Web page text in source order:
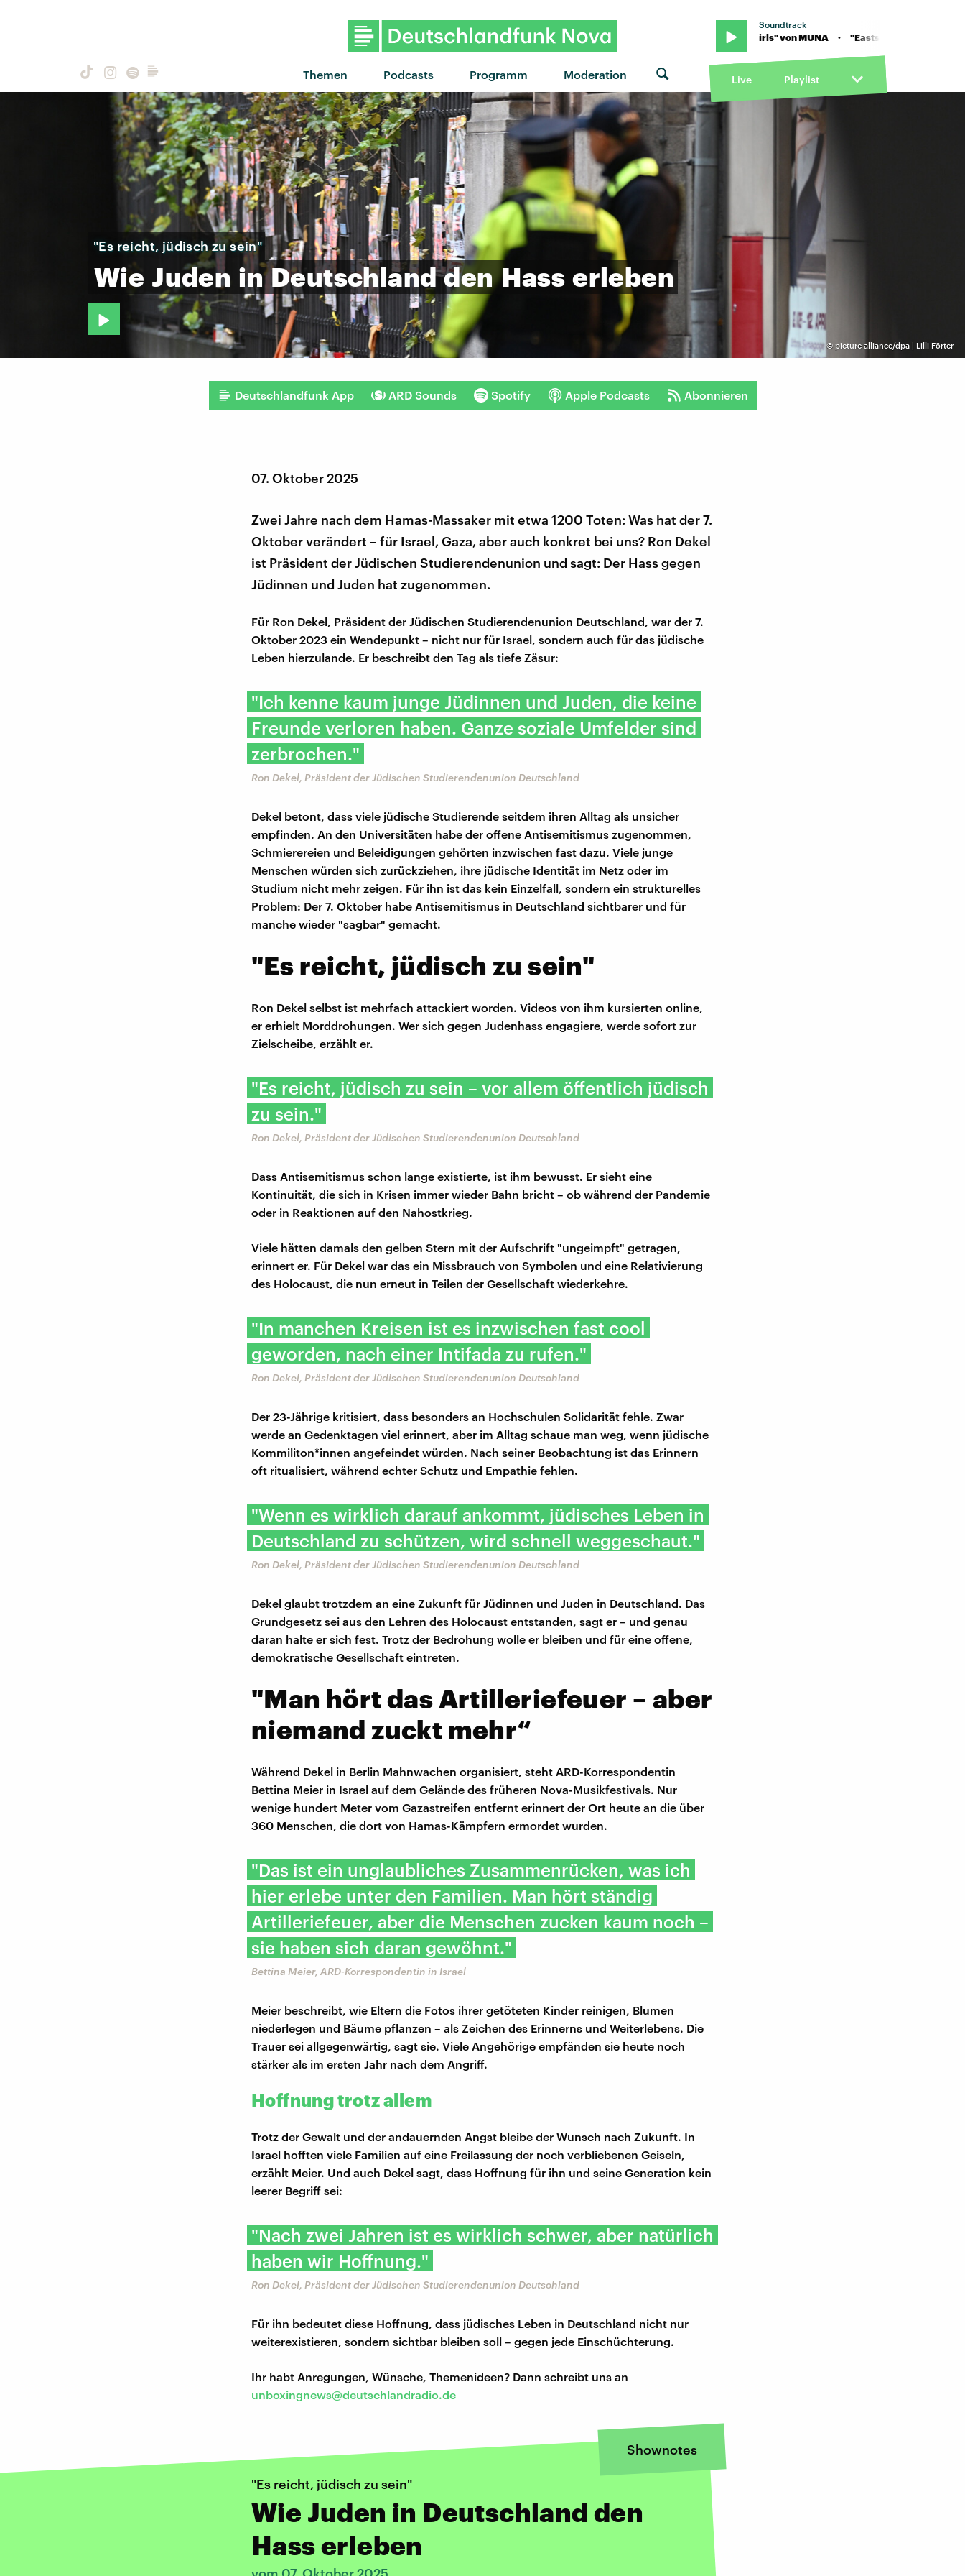
Themen Podcasts Programm Moderation
Soundtrack
"Eastside Girls" von MUNA · "Eastside Girls" von MUNA · "Eastside Girls" von MUNA
Live Playlist
© picture alliance/dpa | Lilli Förter
"Es reicht, jüdisch zu sein"
Wie Juden in Deutschland den Hass erleben
Deutschlandfunk App ARD Sounds Spotify Apple Podcasts Abonnieren
07. Oktober 2025
Zwei Jahre nach dem Hamas-Massaker mit etwa 1200 Toten: Was hat der 7.
Oktober verändert – für Israel, Gaza, aber auch konkret bei uns? Ron Dekel
ist Präsident der Jüdischen Studierendenunion und sagt: Der Hass gegen
Jüdinnen und Juden hat zugenommen.
Für Ron Dekel, Präsident der Jüdischen Studierendenunion Deutschland, war der 7.
Oktober 2023 ein Wendepunkt – nicht nur für Israel, sondern auch für das jüdische
Leben hierzulande. Er beschreibt den Tag als tiefe Zäsur:
"Ich kenne kaum junge Jüdinnen und Juden, die keine
Freunde verloren haben. Ganze soziale Umfelder sind
zerbrochen."
Ron Dekel, Präsident der Jüdischen Studierendenunion Deutschland
Dekel betont, dass viele jüdische Studierende seitdem ihren Alltag als unsicher
empfinden. An den Universitäten habe der offene Antisemitismus zugenommen,
Schmierereien und Beleidigungen gehörten inzwischen fast dazu. Viele junge
Menschen würden sich zurückziehen, ihre jüdische Identität im Netz oder im
Studium nicht mehr zeigen. Für ihn ist das kein Einzelfall, sondern ein strukturelles
Problem: Der 7. Oktober habe Antisemitismus in Deutschland sichtbarer und für
manche wieder "sagbar" gemacht.
"Es reicht, jüdisch zu sein"
Ron Dekel selbst ist mehrfach attackiert worden. Videos von ihm kursierten online,
er erhielt Morddrohungen. Wer sich gegen Judenhass engagiere, werde sofort zur
Zielscheibe, erzählt er.
"Es reicht, jüdisch zu sein – vor allem öffentlich jüdisch
zu sein."
Ron Dekel, Präsident der Jüdischen Studierendenunion Deutschland
Dass Antisemitismus schon lange existierte, ist ihm bewusst. Er sieht eine
Kontinuität, die sich in Krisen immer wieder Bahn bricht – ob während der Pandemie
oder in Reaktionen auf den Nahostkrieg.
Viele hätten damals den gelben Stern mit der Aufschrift "ungeimpft" getragen,
erinnert er. Für Dekel war das ein Missbrauch von Symbolen und eine Relativierung
des Holocaust, die nun erneut in Teilen der Gesellschaft wiederkehre.
"In manchen Kreisen ist es inzwischen fast cool
geworden, nach einer Intifada zu rufen."
Ron Dekel, Präsident der Jüdischen Studierendenunion Deutschland
Der 23-Jährige kritisiert, dass besonders an Hochschulen Solidarität fehle. Zwar
werde an Gedenktagen viel erinnert, aber im Alltag schaue man weg, wenn jüdische
Kommiliton*innen angefeindet würden. Nach seiner Beobachtung ist das Erinnern
oft ritualisiert, während echter Schutz und Empathie fehlen.
"Wenn es wirklich darauf ankommt, jüdisches Leben in
Deutschland zu schützen, wird schnell weggeschaut."
Ron Dekel, Präsident der Jüdischen Studierendenunion Deutschland
Dekel glaubt trotzdem an eine Zukunft für Jüdinnen und Juden in Deutschland. Das
Grundgesetz sei aus den Lehren des Holocaust entstanden, sagt er – und genau
daran halte er sich fest. Trotz der Bedrohung wolle er bleiben und für eine offene,
demokratische Gesellschaft eintreten.
"Man hört das Artilleriefeuer – aber
niemand zuckt mehr“
Während Dekel in Berlin Mahnwachen organisiert, steht ARD-Korrespondentin
Bettina Meier in Israel auf dem Gelände des früheren Nova-Musikfestivals. Nur
wenige hundert Meter vom Gazastreifen entfernt erinnert der Ort heute an die über
360 Menschen, die dort von Hamas-Kämpfern ermordet wurden.
"Das ist ein unglaubliches Zusammenrücken, was ich
hier erlebe unter den Familien. Man hört ständig
Artilleriefeuer, aber die Menschen zucken kaum noch –
sie haben sich daran gewöhnt."
Bettina Meier, ARD-Korrespondentin in Israel
Meier beschreibt, wie Eltern die Fotos ihrer getöteten Kinder reinigen, Blumen
niederlegen und Bäume pflanzen – als Zeichen des Erinnerns und Weiterlebens. Die
Trauer sei allgegenwärtig, sagt sie. Viele Angehörige empfänden sie heute noch
stärker als im ersten Jahr nach dem Angriff.
Hoffnung trotz allem
Trotz der Gewalt und der andauernden Angst bleibe der Wunsch nach Zukunft. In
Israel hofften viele Familien auf eine Freilassung der noch verbliebenen Geiseln,
erzählt Meier. Und auch Dekel sagt, dass Hoffnung für ihn und seine Generation kein
leerer Begriff sei:
"Nach zwei Jahren ist es wirklich schwer, aber natürlich
haben wir Hoffnung."
Ron Dekel, Präsident der Jüdischen Studierendenunion Deutschland
Für ihn bedeutet diese Hoffnung, dass jüdisches Leben in Deutschland nicht nur
weiterexistieren, sondern sichtbar bleiben soll – gegen jede Einschüchterung.
Ihr habt Anregungen, Wünsche, Themenideen? Dann schreibt uns an
unboxingnews@deutschlandradio.de
Shownotes
"Es reicht, jüdisch zu sein"
Wie Juden in Deutschland den
Hass erleben